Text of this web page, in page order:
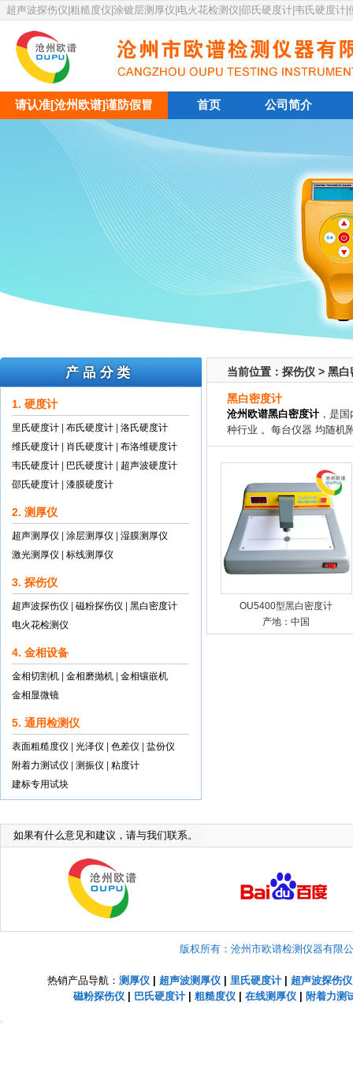
超声波探伤仪|粗糙度仪|涂镀层测厚仪|电火花检测仪|邵氏硬度计|韦氏硬度计|
请认准[沧州欧谱]谨防假冒 首页 公司简介
1. 硬度计
里氏硬度计 布氏硬度计
洛氏硬度计
维氏硬度计
肖氏硬度计
布洛维硬度计
韦氏硬度计
巴氏硬度计
超声波硬度计
邵氏硬度计
漆膜硬度计
2. 测厚仪
超声测厚仪 涂层测厚仪
湿膜测厚仪
激光测厚仪
标线测厚仪
3. 探伤仪
超声波探伤仪 磁粉探伤仪
黑白密度计
电火花检测仪
4. 金相设备
金相切割机 金相磨抛机
金相镶嵌机
金相显微镜
5. 通用检测仪
表面粗糙度仪 光泽仪 色差仪
盐份仪
附着力测试仪
测振仪
粘度计
建标专用试块
当前位置： 探伤仪 > 黑白
黑白密度计
沧州欧谱黑白密度计，是国
种行业 。每台仪器 均随机
OU5400型黑白密度计
产地：中国
如果有什么意见和建议，请与我们联系。
版权所有：沧州市欧谱检测仪器有限
热销产品导航： 测厚仪 超声波测厚仪 里氏硬度计| 超声波探伤仪
磁粉探伤仪| 巴氏硬度计| 粗糙度仪| 在线测厚仪| 附着力测